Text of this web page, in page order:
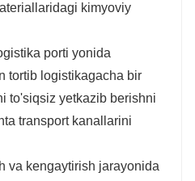
kimyoviy
porti yonida
tortib logistikagacha bir
to'siqsiz yetkazib berishni
transport kanallarini
va kengaytirish jarayonida